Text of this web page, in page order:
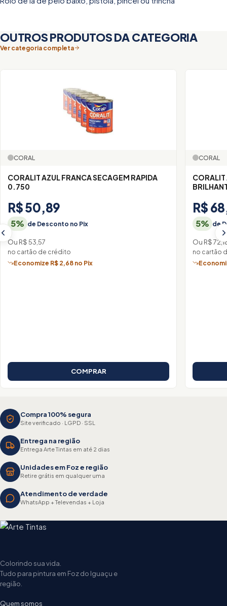
OUTROS PRODUTOS DA CATEGORIA
Ver categoria completa
CORAL
CORALIT AZUL FRANCA SECAGEM RAPIDA
0.750
R$ 50,89
5% de Desconto no Pix
Ou R$ 53,57
no cartão de crédito
Economize R$ 2,68 no Pix
COMPRAR
CORAL
CORALIT
R$
5% de
Ou R$
no cartão
Compra 100% segura
Site verificado · LGPD · SSL
Entrega na região
Entrega Arte Tintas em até 2 dias
Unidades em Foz e região
Retire grátis em qualquer uma
Atendimento de verdade
WhatsApp + Televendas + Loja
Colorindo sua vida.
Tudo para pintura em Foz do Iguaçu e
região.
Quem somos